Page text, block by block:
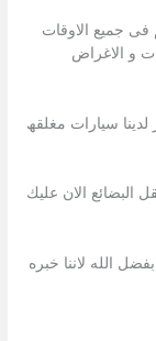
جمیع الاوقات
سیارات مغلقھ
الان علیك
الله لاننا خبره